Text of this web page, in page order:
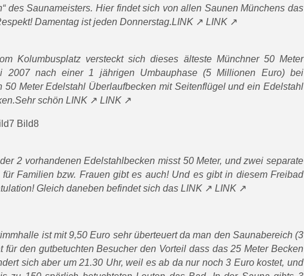
des Saunameisters. Hier findet sich von allen Saunen Münchens das
Damentag ist jeden Donnerstag.LINK LINK
Kolumbusplatz versteckt sich dieses älteste Münchner 50 Meter
2007 nach einer 1 jährigen Umbauphase (5 Millionen Euro) bei
50 Meter Edelstahl Überlaufbecken mit Seitenflügel und ein Edelstahl
schön LINK LINK
Bild8
2 vorhandenen Edelstahlbecken misst 50 Meter, und zwei separate
Familien bzw. Frauen gibt es auch! Und es gibt in diesem Freibad
Gleich daneben befindet sich das LINK LINK
ist mit 9,50 Euro sehr überteuert da man den Saunabereich (3
für den gutbetuchten Besucher den Vorteil dass das 25 Meter Becken
sich aber um 21.30 Uhr, weil es ab da nur noch 3 Euro kostet, und